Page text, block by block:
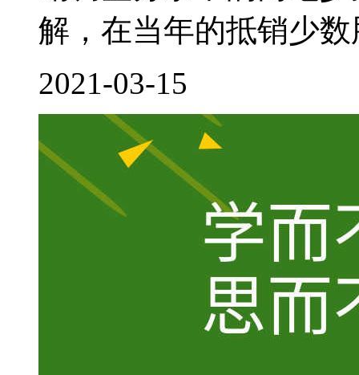
解，在当年的抵销少
2021-03-15